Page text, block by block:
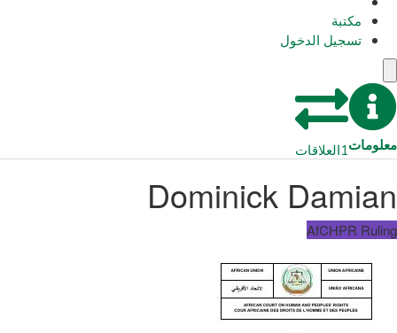
مكتبة
تسجيل الدخول
معلومات1العلاقات
Dominick Damian
AfCHPR Ruling